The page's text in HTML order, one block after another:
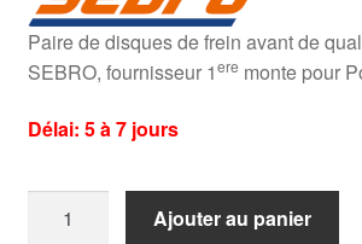
Paire de disques de frein avant de
SEBRO, fournisseur 1ere monte pour
Délai: 5 à 7 jours
Ajouter au panier